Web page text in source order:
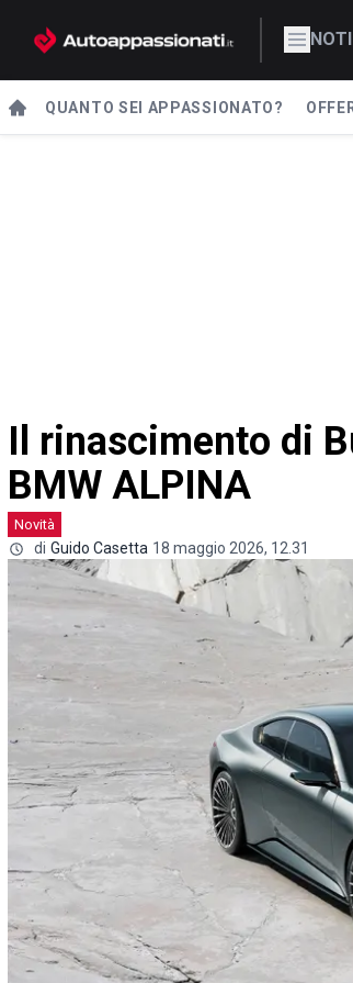
QUANTO SEI APPASSIONATO?
Il rinascimento di
BMW ALPINA
Novità
di Guido Casetta 18 maggio 2026, 12.31